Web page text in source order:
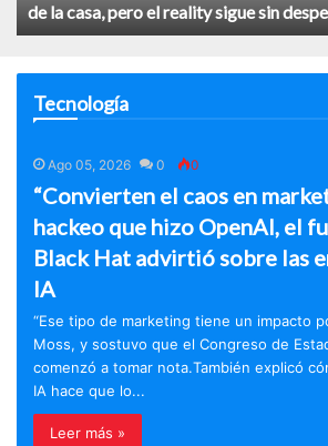
de la casa, pero el reality sigue sin
Tecnología
Ago 05, 2026 0 0
“Convierten el caos en
hackeo que hizo OpenAI, el
Black Hat advirtió sobre las
IA
“Ese tipo de marketing tiene un impacto
Moss, y sostuvo que el Congreso de
comenzó a tomar nota.También explicó
IA hace que lo...
Leer más »